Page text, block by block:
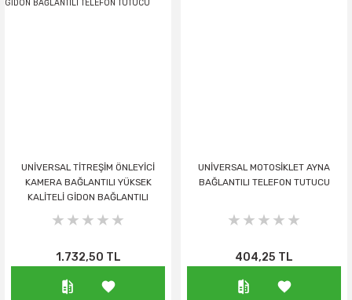
UNİVERSAL TİTREŞİM ÖNLEYİCİ
KAMERA BAĞLANTILI YÜKSEK
KALİTELİ GİDON BAĞLANTILI
1.732,50 TL
UNİVERSAL MOTOSİKLET AYNA
BAĞLANTILI TELEFON TUTUCU
404,25 TL